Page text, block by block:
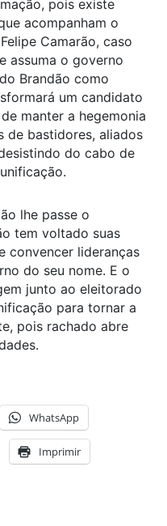
pois existe
acompanham o
Camarão, caso
assuma o governo
Brandão como
um candidato
manter a hegemonia
de bastidores, aliados
do cabo de
lhe passe o
tem voltado suas
convencer lideranças
do seu nome. E o
junto ao eleitorado
para tornar a
pois rachado abre
WhatsApp
Imprimir